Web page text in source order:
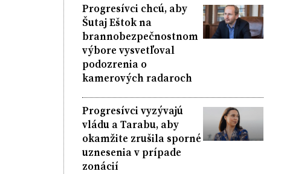
Progresívci chcú, aby
Šutaj Eštok na
brannobezpečnostnom
výbore vysvetľoval
podozrenia o
kamerových radaroch
Progresívci vyzývajú
vládu a Tarabu, aby
okamžite zrušila sporné
uznesenia v prípade
zonácií